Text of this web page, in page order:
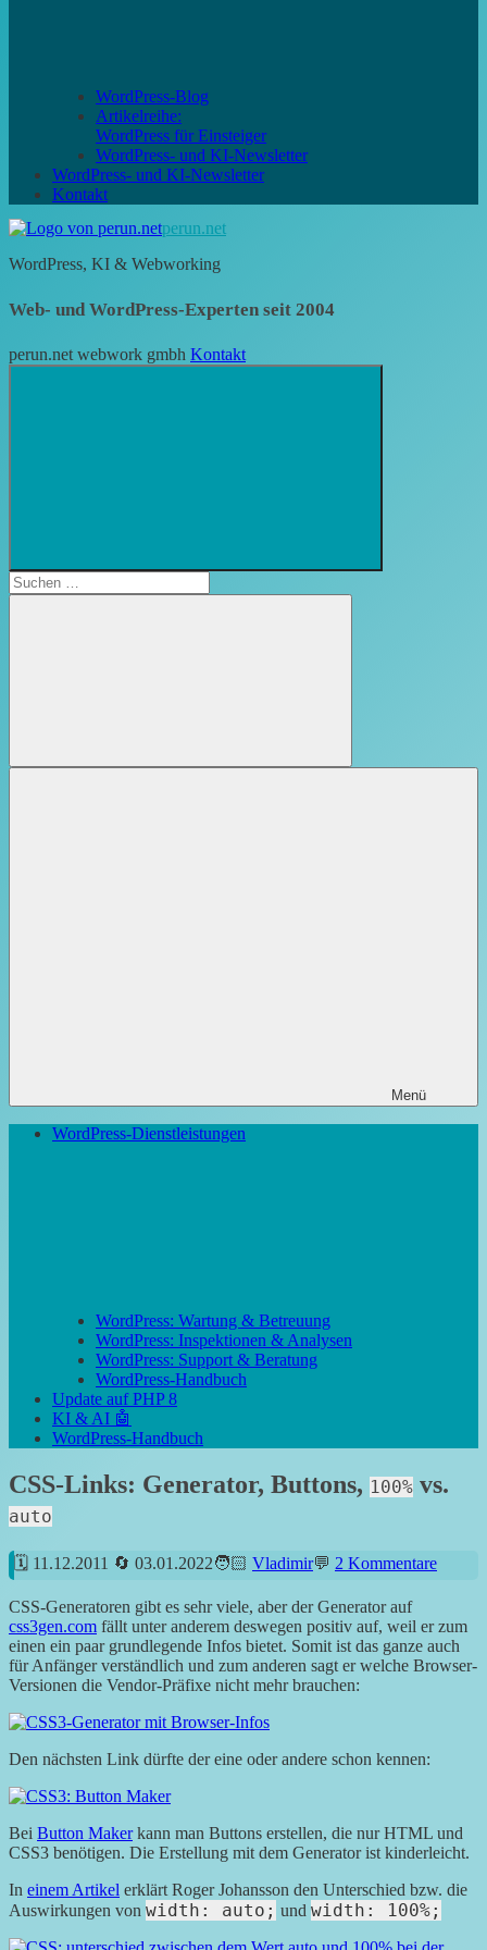
WordPress-Blog
Artikelreihe:
WordPress für Einsteiger
WordPress- und KI-Newsletter
WordPress- und KI-Newsletter
Kontakt
perun.net
WordPress, KI & Webworking
Web- und WordPress-Experten seit 2004
perun.net webwork gmbh Kontakt
öffnen
Suchen
nach:
Suchen
Menü
WordPress-Dienstleistungen
WordPress: Wartung & Betreuung
WordPress: Inspektionen & Analysen
WordPress: Support & Beratung
WordPress-Handbuch
Update auf PHP 8
KI & AI 🤖
WordPress-Handbuch
CSS-Links: Generator, Buttons, 100% vs.
auto
11.12.2011 03.01.2022 Vladimir 2 Kommentare
CSS-Generatoren gibt es sehr viele, aber der Generator auf
css3gen.com fällt unter anderem deswegen positiv auf, weil er zum
einen ein paar grundlegende Infos bietet. Somit ist das ganze auch
für Anfänger verständlich und zum anderen sagt er welche Browser-
Versionen die Vendor-Präfixe nicht mehr brauchen:
Den nächsten Link dürfte der eine oder andere schon kennen:
Bei Button Makerkann man Buttons erstellen, die nur HTML und
CSS3 benötigen. Die Erstellung mit dem Generator ist kinderleicht.
In einem Artikel erklärt Roger Johansson den Unterschied bzw. die
Auswirkungen von width: auto; und width: 100%;